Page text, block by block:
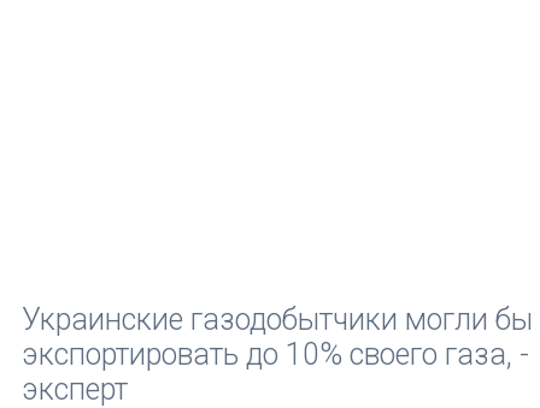
Украинские газодобытчики могли бы
экспортировать до 10% своего газа, -
эксперт